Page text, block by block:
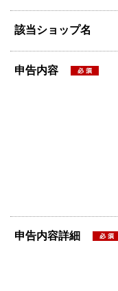
該当ショップ名
申告内容
申告内容詳細